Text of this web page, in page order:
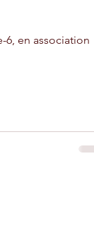
6, en association